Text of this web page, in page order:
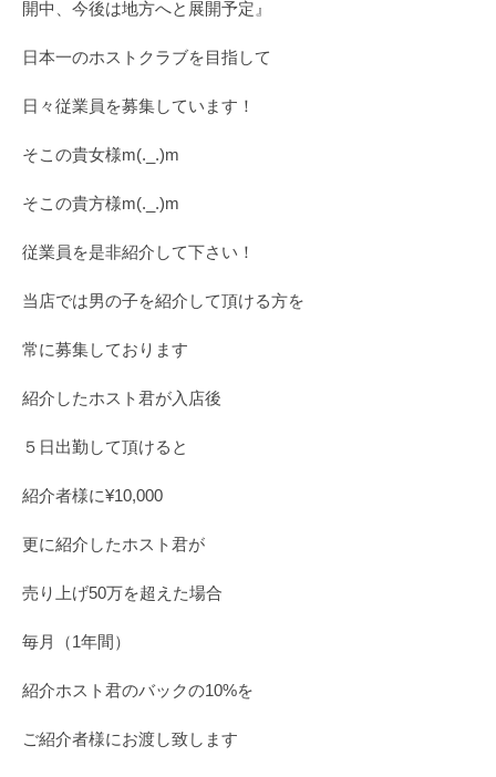
開中、今後は地方へと展開予定』
日本一のホストクラブを目指して
日々従業員を募集しています！
そこの貴女様m(._.)m
そこの貴方様m(._.)m
従業員を是非紹介して下さい！
当店では男の子を紹介して頂ける方を
常に募集しております
紹介したホスト君が入店後
５日出勤して頂けると
紹介者様に¥10,000
更に紹介したホスト君が
売り上げ50万を超えた場合
毎月（1年間）
紹介ホスト君のバックの10%を
ご紹介者様にお渡し致します